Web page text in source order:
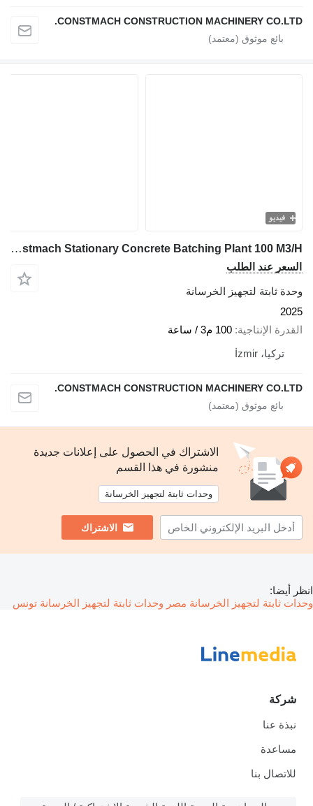
CONSTMACH CONSTRUCTION MACHINERY CO.LTD.
فيديو
Constmach Stationary Concrete Batching Plant 100 M3/H
السعر عند الطلب
وحدة ثابتة لتجهيز الخرسانة
2025
القدرة الإنتاجية 100 م3 / ساعة
تركيا، İzmir
CONSTMACH CONSTRUCTION MACHINERY CO.LTD.
الاشتراك في الحصول على إعلانات جديدة
منشورة في هذا القسم
وحدات ثابتة لتجهيز الخرسانة
الاشتراك
انظر أيضا:
وحدات ثابتة لتجهيز الخرسانة مصر وحدات ثابتة لتجهيز الخرسانة تونس
شركة
نبذة عنا
مساعدة
للاتصال بنا